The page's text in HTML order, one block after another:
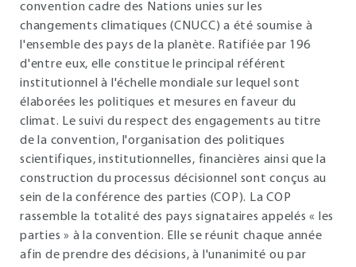
convention cadre des Nations unies sur les
changements climatiques (CNUCC) a été soumise à
l'ensemble des pays de la planète. Ratifiée par 196
d'entre eux, elle constitue le principal référent
institutionnel à l'échelle mondiale sur lequel sont
élaborées les politiques et mesures en faveur du
climat. Le suivi du respect des engagements au titre
de la convention, l'organisation des politiques
scientifiques, institutionnelles, financières ainsi que la
construction du processus décisionnel sont conçus au
sein de la conférence des parties (COP). La COP
rassemble la totalité des pays signataires appelés « les
parties » à la convention. Elle se réunit chaque année
afin de prendre des décisions, à l'unanimité ou par